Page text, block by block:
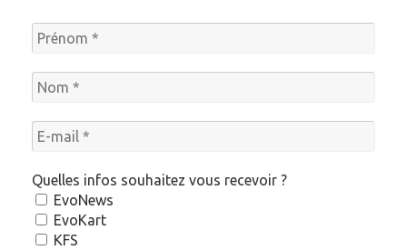
Quelles infos souhaitez vous recevoir ?
EvoNews
EvoKart
KFS